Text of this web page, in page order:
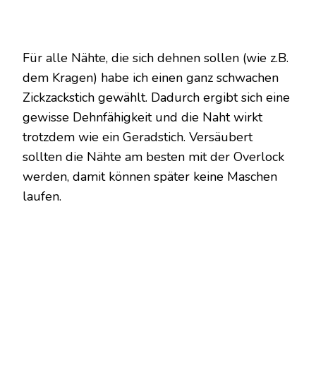
Für alle Nähte, die sich dehnen sollen (wie z.B.
dem Kragen) habe ich einen ganz schwachen
Zickzackstich gewählt. Dadurch ergibt sich eine
gewisse Dehnfähigkeit und die Naht wirkt
trotzdem wie ein Geradstich. Versäubert
sollten die Nähte am besten mit der Overlock
werden, damit können später keine Maschen
laufen.